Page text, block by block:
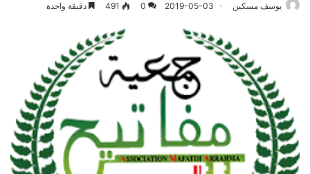
يوسف مسكين 2019-05-03
0
491 دقيقة واحدة